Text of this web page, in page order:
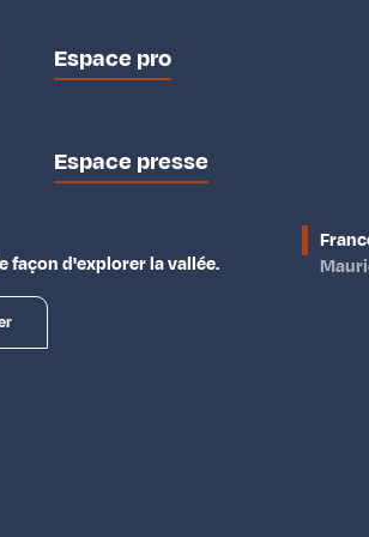
Espace pro
Espace presse
façon d'explorer la vallée.